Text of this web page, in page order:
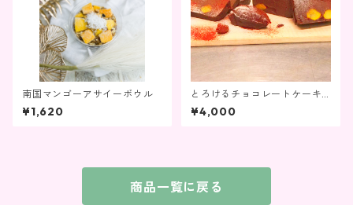
南国マンゴーアサイーボウル
¥1,620
とろけるチョコレートケーキ
（栗なし）
¥4,000
商品一覧に戻る